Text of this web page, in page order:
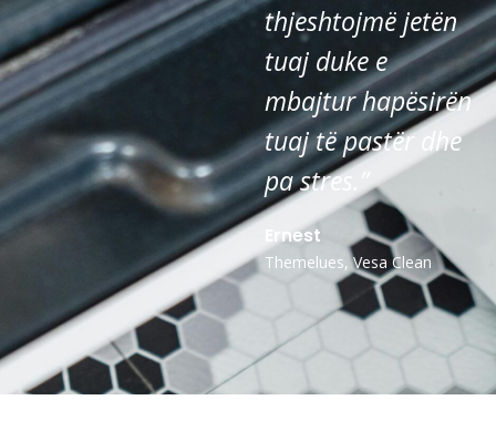
thjeshtojmë jetën
tuaj duke e
mbajtur hapësirën
tuaj të pastër dhe
pa stres.”
Ernest
Themelues, Vesa Clean